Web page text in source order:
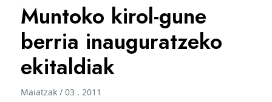
Muntoko kirol-gune
berria inauguratzeko
ekitaldiak
Maiatzak / 03 . 2011